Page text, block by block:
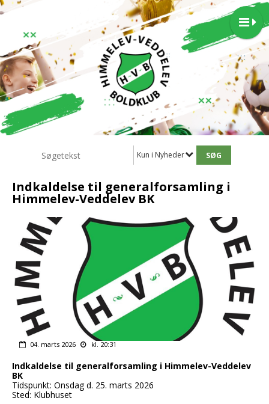
Kun i Nyheder
Indkaldelse til generalforsamling i
Himmelev-Veddelev BK
04. marts 2026 kl. 20:31
Indkaldelse til generalforsamling i Himmelev-Veddelev
BK
Tidspunkt: Onsdag d. 25. marts 2026
Sted: Klubhuset